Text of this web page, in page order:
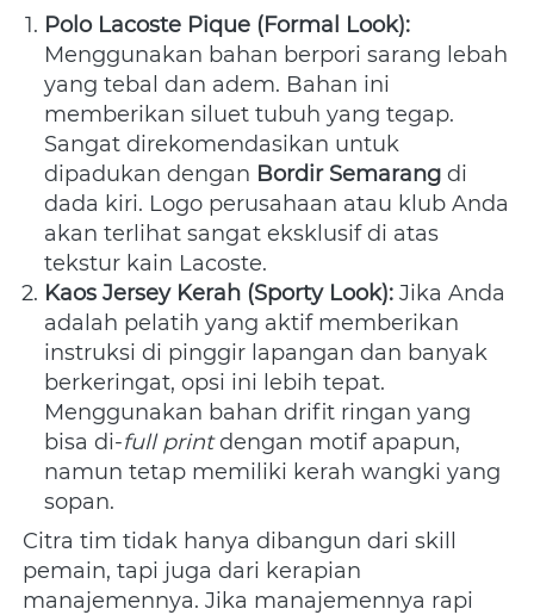
Polo Lacoste Pique (Formal Look):
Menggunakan bahan berpori sarang lebah
yang tebal dan adem. Bahan ini
memberikan siluet tubuh yang tegap.
Sangat direkomendasikan untuk
dipadukan dengan Bordir Semarang di
dada kiri. Logo perusahaan atau klub Anda
akan terlihat sangat eksklusif di atas
tekstur kain Lacoste.
Kaos Jersey Kerah (Sporty Look): Jika Anda
adalah pelatih yang aktif memberikan
instruksi di pinggir lapangan dan banyak
berkeringat, opsi ini lebih tepat.
Menggunakan bahan drifit ringan yang
bisa di-full print dengan motif apapun,
namun tetap memiliki kerah wangki yang
sopan.
Citra tim tidak hanya dibangun dari skill
pemain, tapi juga dari kerapian
manajemennya. Jika manajemennya rapi